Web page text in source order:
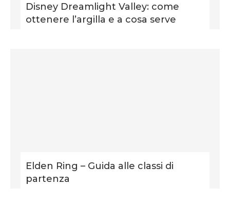
Disney Dreamlight Valley: come
ottenere l’argilla e a cosa serve
Elden Ring – Guida alle classi di
partenza